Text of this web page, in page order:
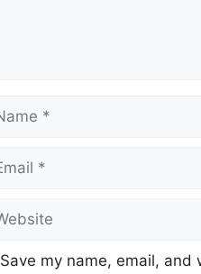
Save my name, email,